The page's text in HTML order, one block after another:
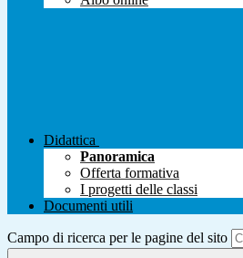
Didattica
Panoramica
Offerta formativa
I progetti delle classi
Documenti utili
Campo di ricerca per le pagine del sito